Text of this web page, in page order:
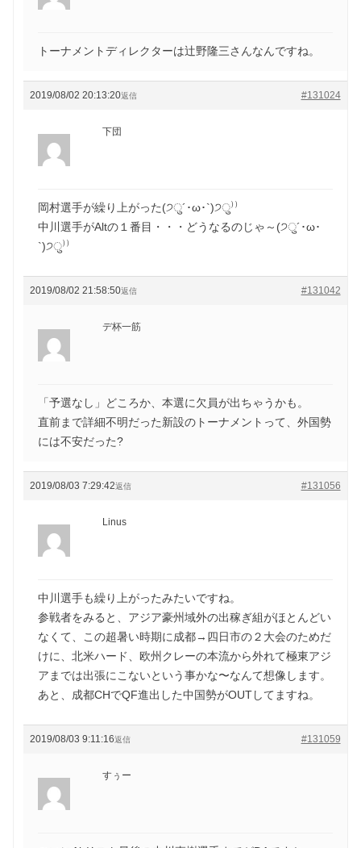
トーナメントディレクターは辻野隆三さんなんですね。
2019/08/02 20:13:20 #131024
返信
下団
岡村選手が繰り上がった(੭ु´･ω･`)੭ु⁾⁾
中川選手がAltの１番目・・・どうなるのじゃ～(੭ु´･ω･
`)੭ु⁾⁾
2019/08/02 21:58:50 #131042
返信
デ杯一筋
「予選なし」どころか、本選に欠員が出ちゃうかも。
直前まで詳細不明だった新設のトーナメントって、外国勢
には不安だった?
2019/08/03 7:29:42 #131056
返信
Linus
中川選手も繰り上がったみたいですね。
参戦者をみると、アジア豪州域外の出稼ぎ組がほとんどい
なくて、この超暑い時期に成都→四日市の２大会のためだ
けに、北米ハード、欧州クレーの本流から外れて極東アジ
アまでは出張にこないという事かな〜なんて想像します。
あと、成都CHでQF進出した中国勢がOUTしてますね。
2019/08/03 9:11:16 #131059
返信
すぅー